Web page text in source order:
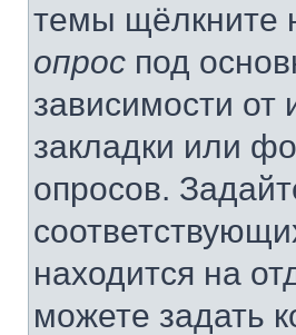
темы щёлкните
опрос под
зависимости от
закладки или
опросов.
находится на
можете задать